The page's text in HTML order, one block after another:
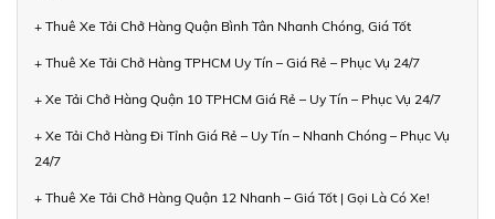
+ Thuê Xe Tải Chở Hàng Quận Bình Tân Nhanh Chóng, Giá Tốt
+ Thuê Xe Tải Chở Hàng TPHCM Uy Tín – Giá Rẻ – Phục Vụ 24/7
+ Xe Tải Chở Hàng Quận 10 TPHCM Giá Rẻ – Uy Tín – Phục Vụ 24/7
+ Xe Tải Chở Hàng Đi Tỉnh Giá Rẻ – Uy Tín – Nhanh Chóng – Phục Vụ
24/7
+ Thuê Xe Tải Chở Hàng Quận 12 Nhanh – Giá Tốt | Gọi Là Có Xe!